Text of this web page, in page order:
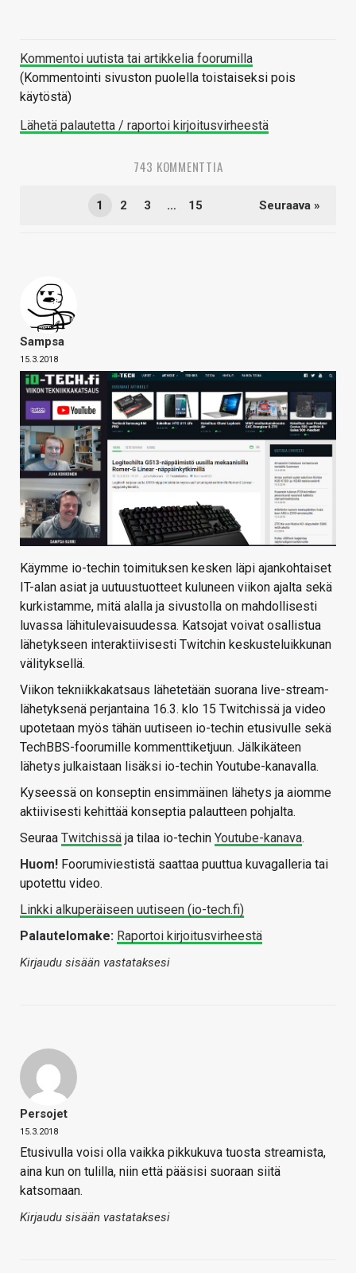
Kommentoi uutista tai artikkelia foorumilla
(Kommentointi sivuston puolella toistaiseksi pois
käytöstä)
Lähetä palautetta / raportoi kirjoitusvirheestä
743 KOMMENTTIA
1 2 3 … 15 Seuraava »
Sampsa
15.3.2018
Käymme io-techin toimituksen kesken läpi ajankohtaiset
IT-alan asiat ja uutuustuotteet kuluneen viikon ajalta sekä
kurkistamme, mitä alalla ja sivustolla on mahdollisesti
luvassa lähitulevaisuudessa. Katsojat voivat osallistua
lähetykseen interaktiivisesti Twitchin keskusteluikkunan
välityksellä.
Viikon tekniikkakatsaus lähetetään suorana live-stream-
lähetyksenä perjantaina 16.3. klo 15 Twitchissä ja video
upotetaan myös tähän uutiseen io-techin etusivulle sekä
TechBBS-foorumille kommenttiketjuun. Jälkikäteen
lähetys julkaistaan lisäksi io-techin Youtube-kanavalla.
Kyseessä on konseptin ensimmäinen lähetys ja aiomme
aktiivisesti kehittää konseptia palautteen pohjalta.
Seuraa Twitchissä ja tilaa io-techin Youtube-kanava.
Huom! Foorumiviestistä saattaa puuttua kuvagalleria tai
upotettu video.
Linkki alkuperäiseen uutiseen (io-tech.fi)
Palautelomake: Raportoi kirjoitusvirheestä
Kirjaudu sisään vastataksesi
Persojet
15.3.2018
Etusivulla voisi olla vaikka pikkukuva tuosta streamista,
aina kun on tulilla, niin että pääsisi suoraan siitä
katsomaan.
Kirjaudu sisään vastataksesi